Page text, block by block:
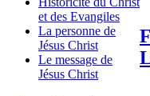
et des Evangiles
La personne de
Jésus Christ
Le message de
Jésus Christ